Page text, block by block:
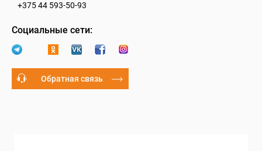
+375 44 593-50-93
Социальные сети:
Обратная связь